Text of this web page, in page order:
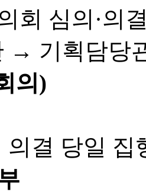
회 심의·의
→ 기획담당
의)
의결 당일 집